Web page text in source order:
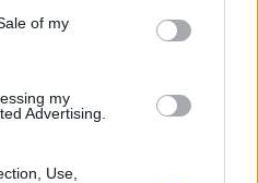
of my
my
Advertising.
Use,
téli - szünet sok szülő
mit csináljon a